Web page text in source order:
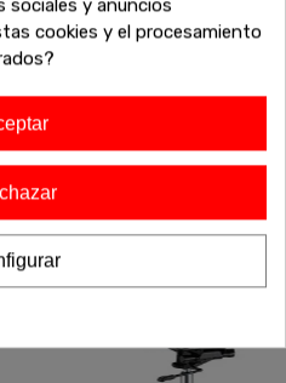
a precios inigualables.
estos descuentos
y anuncios
cookies y el procesamiento